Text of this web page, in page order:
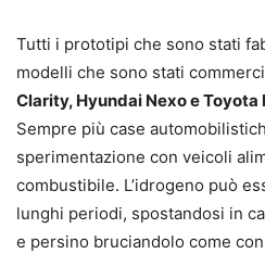
Tutti i prototipi che sono stati
modelli che sono stati
Clarity, Hyundai Nexo e Toyota
Sempre più case
sperimentazione con veicoli
combustibile. L’idrogeno può
lunghi periodi, spostandosi in
e persino bruciandolo come